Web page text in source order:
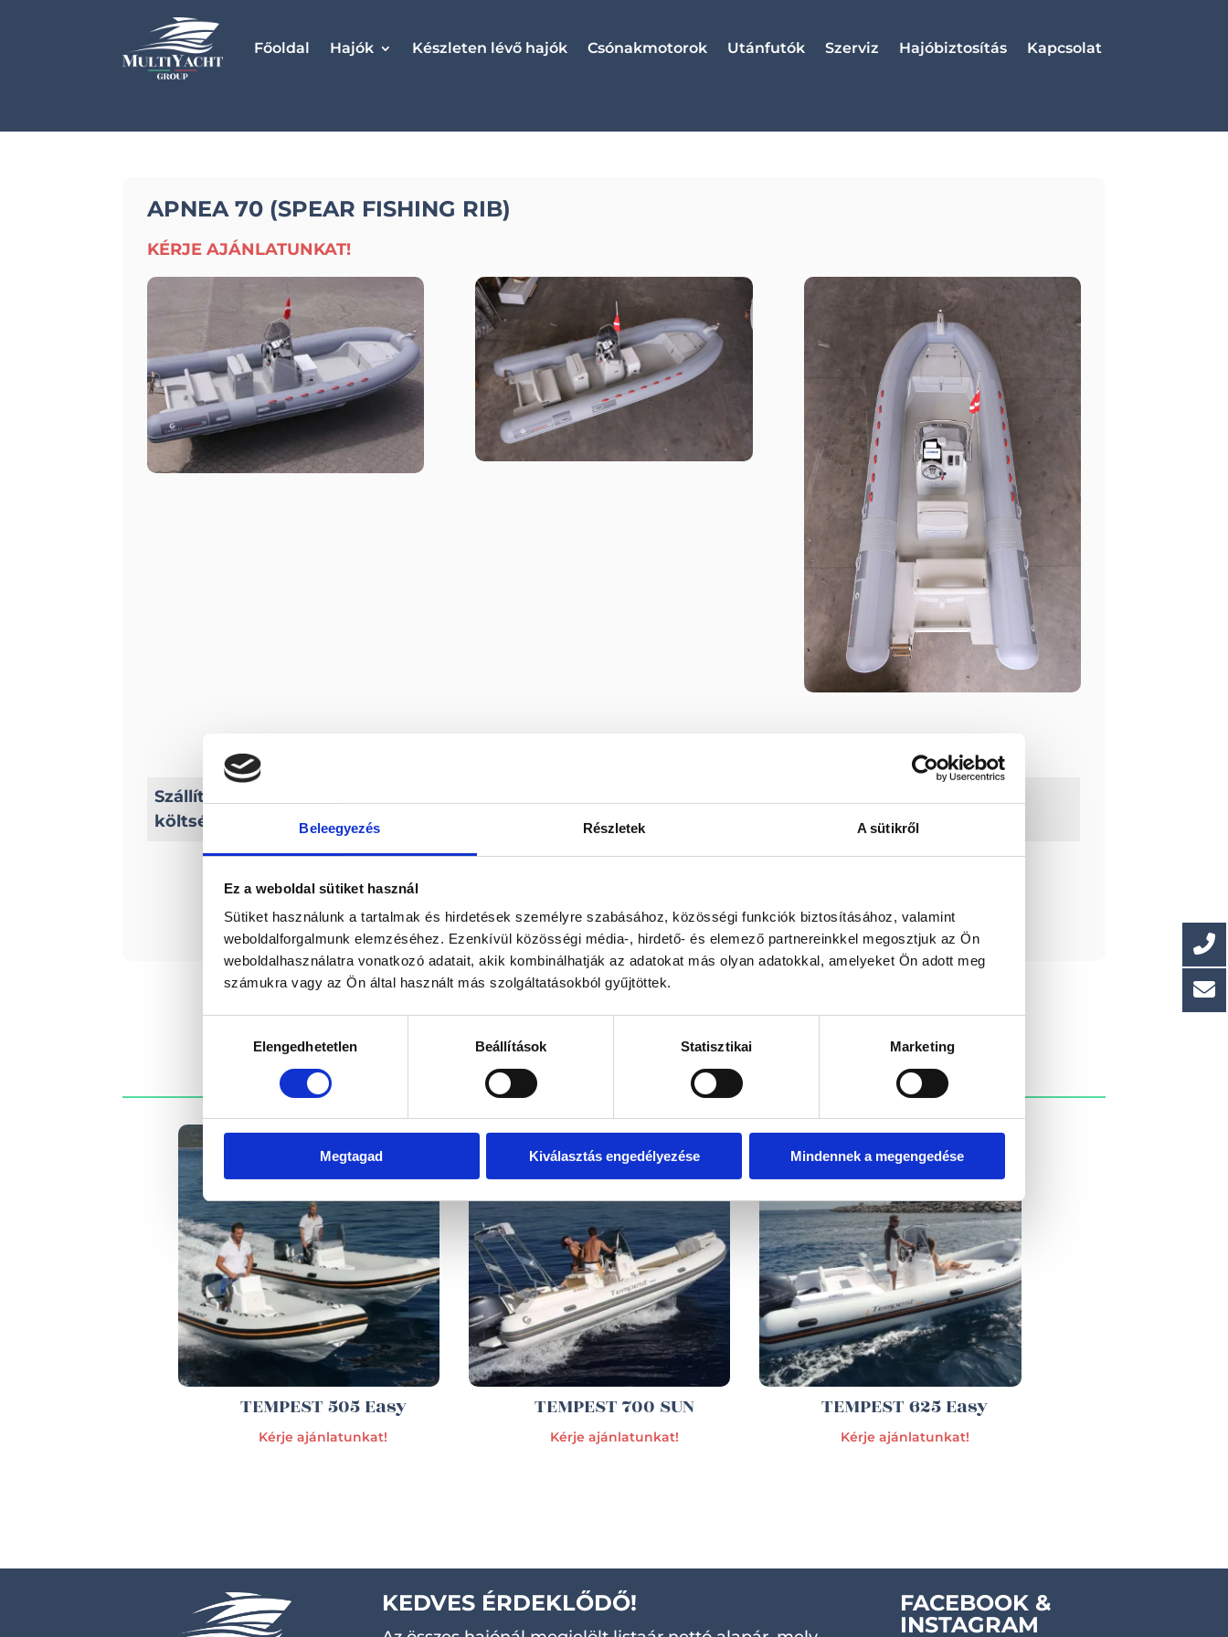
Beleegyezés Részletek A sütikről
Ez a weboldal sütiket használ
Sütiket használunk a tartalmak és hirdetések személyre szabásához, közösségi funkciók biztosításához, valamint
weboldalforgalmunk elemzéséhez. Ezenkívül közösségi média-, hirdető- és elemező partnereinkkel megosztjuk az Ön
weboldalhasználatra vonatkozó adatait, akik kombinálhatják az adatokat más olyan adatokkal, amelyeket Ön adott meg
számukra vagy az Ön által használt más szolgáltatásokból gyűjtöttek.
kiválasztásaElengedhetetlen Beállítások Statisztikai Marketing
Megtagad Kiválasztás engedélyezése Mindennek a megengedése
Főoldal Hajók Készleten lévő hajók Csónakmotorok Utánfutók Szerviz Hajóbiztosítás Kapcsolat
APNEA 70 (SPEAR FISHING RIB)
KÉRJE AJÁNLATUNKAT!
Szállítási
költség
méterig 2.500 euro + ÁFA, 7 méter fölött pedig 3.000
euro + ÁFA a szállítási díj
információk
A típussal kapcsolatos további információkat az alábbi
EZ IS ÉRDEKELHET
TEMPEST 505 Easy
Kérje ajánlatunkat!
TEMPEST 700 SUN
Kérje ajánlatunkat!
TEMPEST 625 Easy
Kérje ajánlatunkat!
KEDVES ÉRDEKLŐDŐ!
FACEBOOK &
INSTAGRAM